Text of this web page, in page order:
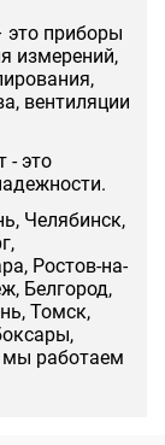
это приборы
измерений,
вентиляции
- это
Челябинск,
Ростов-на-
Белгород,
Томск,
мы работаем